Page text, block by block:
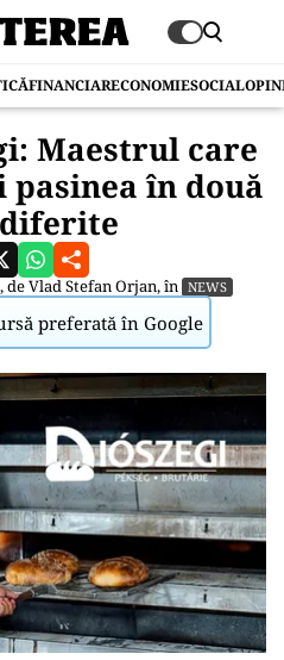
FINANCIARECONOMIESOCIAL
Maestrul care
pasinea în două
deVlad Stefan Orjan, în NEWS
preferată în Google